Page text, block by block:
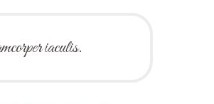
iaculis.